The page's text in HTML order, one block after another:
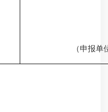
（申报单